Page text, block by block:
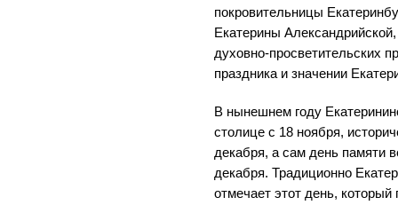
покровительницы
Екатерины
духовно-просветительских
праздника и значении
В нынешнем году
столице с 18 ноября,
декабря, а сам день памяти
декабря. Традиционно
отмечает этот день,